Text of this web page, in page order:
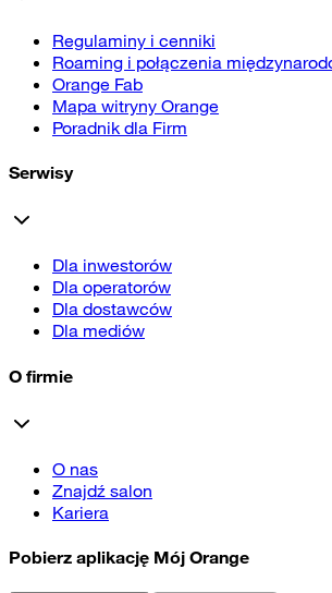
Regulaminy i cenniki
Roaming i połączenia
Orange Fab
Mapa witryny Orange
Poradnik dla Firm
Serwisy
Dla inwestorów
Dla operatorów
Dla dostawców
Dla mediów
O firmie
O nas
Znajdź salon
Kariera
Pobierz aplikację Mój Orange